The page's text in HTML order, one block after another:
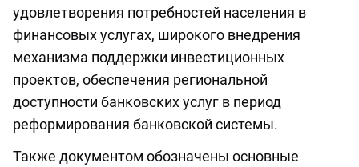
удовлетворения потребностей населения в
финансовых услугах, широкого внедрения
механизма поддержки инвестиционных
проектов, обеспечения региональной
доступности банковских услуг в период
реформирования банковской системы.
Также документом обозначены основные